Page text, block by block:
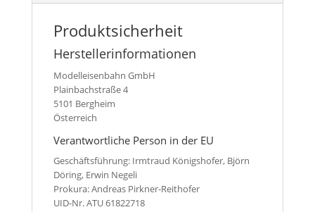
Produktsicherheit
Herstellerinformationen
Modelleisenbahn GmbH
Plainbachstraße 4
5101 Bergheim
Österreich
Verantwortliche Person in der EU
Geschäftsführung: Irmtraud Königshofer, Björn
Döring, Erwin Negeli
Prokura: Andreas Pirkner-Reithofer
UID-Nr. ATU 61822718